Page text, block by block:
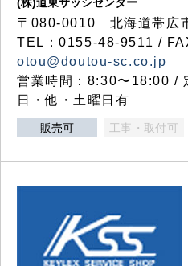
〒080-0010 北海道帯広
TEL：0155-48-9511 /
otou@doutou-sc.co.jp
営業時間：8:30〜18:00 /
日・他・土曜日有
販売可 工事・取付可